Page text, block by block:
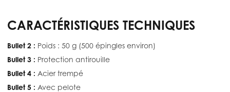
CARACTÉRISTIQUES TECHNIQUES
Bullet 2 : Poids : 50 g (500 épingles environ)
Bullet 3 : Protection antirouille
Bullet 4 : Acier trempé
Bullet 5 : Avec pelote